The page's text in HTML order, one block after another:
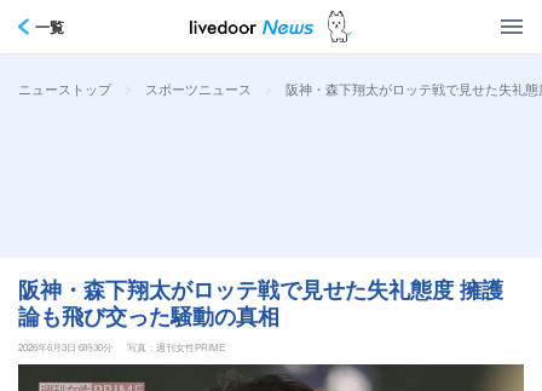
一覧
ニューストップ > スポーツニュース > 阪神・森下翔太がロッテ戦で見せた失礼
阪神・森下翔太がロッテ戦で見せた失礼態度 擁護
論も飛び交った騒動の真相
2026年6月3日 6時30分 写真：週刊女性PRIME